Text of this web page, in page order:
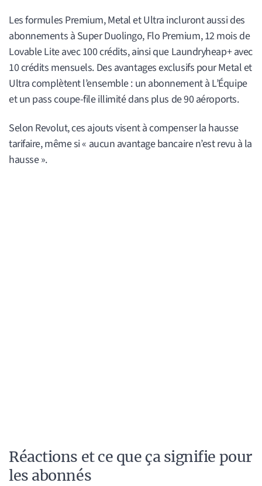
Les formules Premium, Metal et Ultra incluront aussi des
abonnements à Super Duolingo, Flo Premium, 12 mois de
Lovable Lite avec 100 crédits, ainsi que Laundryheap+ avec
10 crédits mensuels. Des avantages exclusifs pour Metal et
Ultra complètent l’ensemble : un abonnement à L’Équipe
et un pass coupe-file illimité dans plus de 90 aéroports.
Selon Revolut, ces ajouts visent à compenser la hausse
tarifaire, même si « aucun avantage bancaire n’est revu à la
hausse ».
Réactions et ce que ça signifie pour
les abonnés